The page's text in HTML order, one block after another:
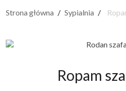
Strona główna Sypialnia
Ropam